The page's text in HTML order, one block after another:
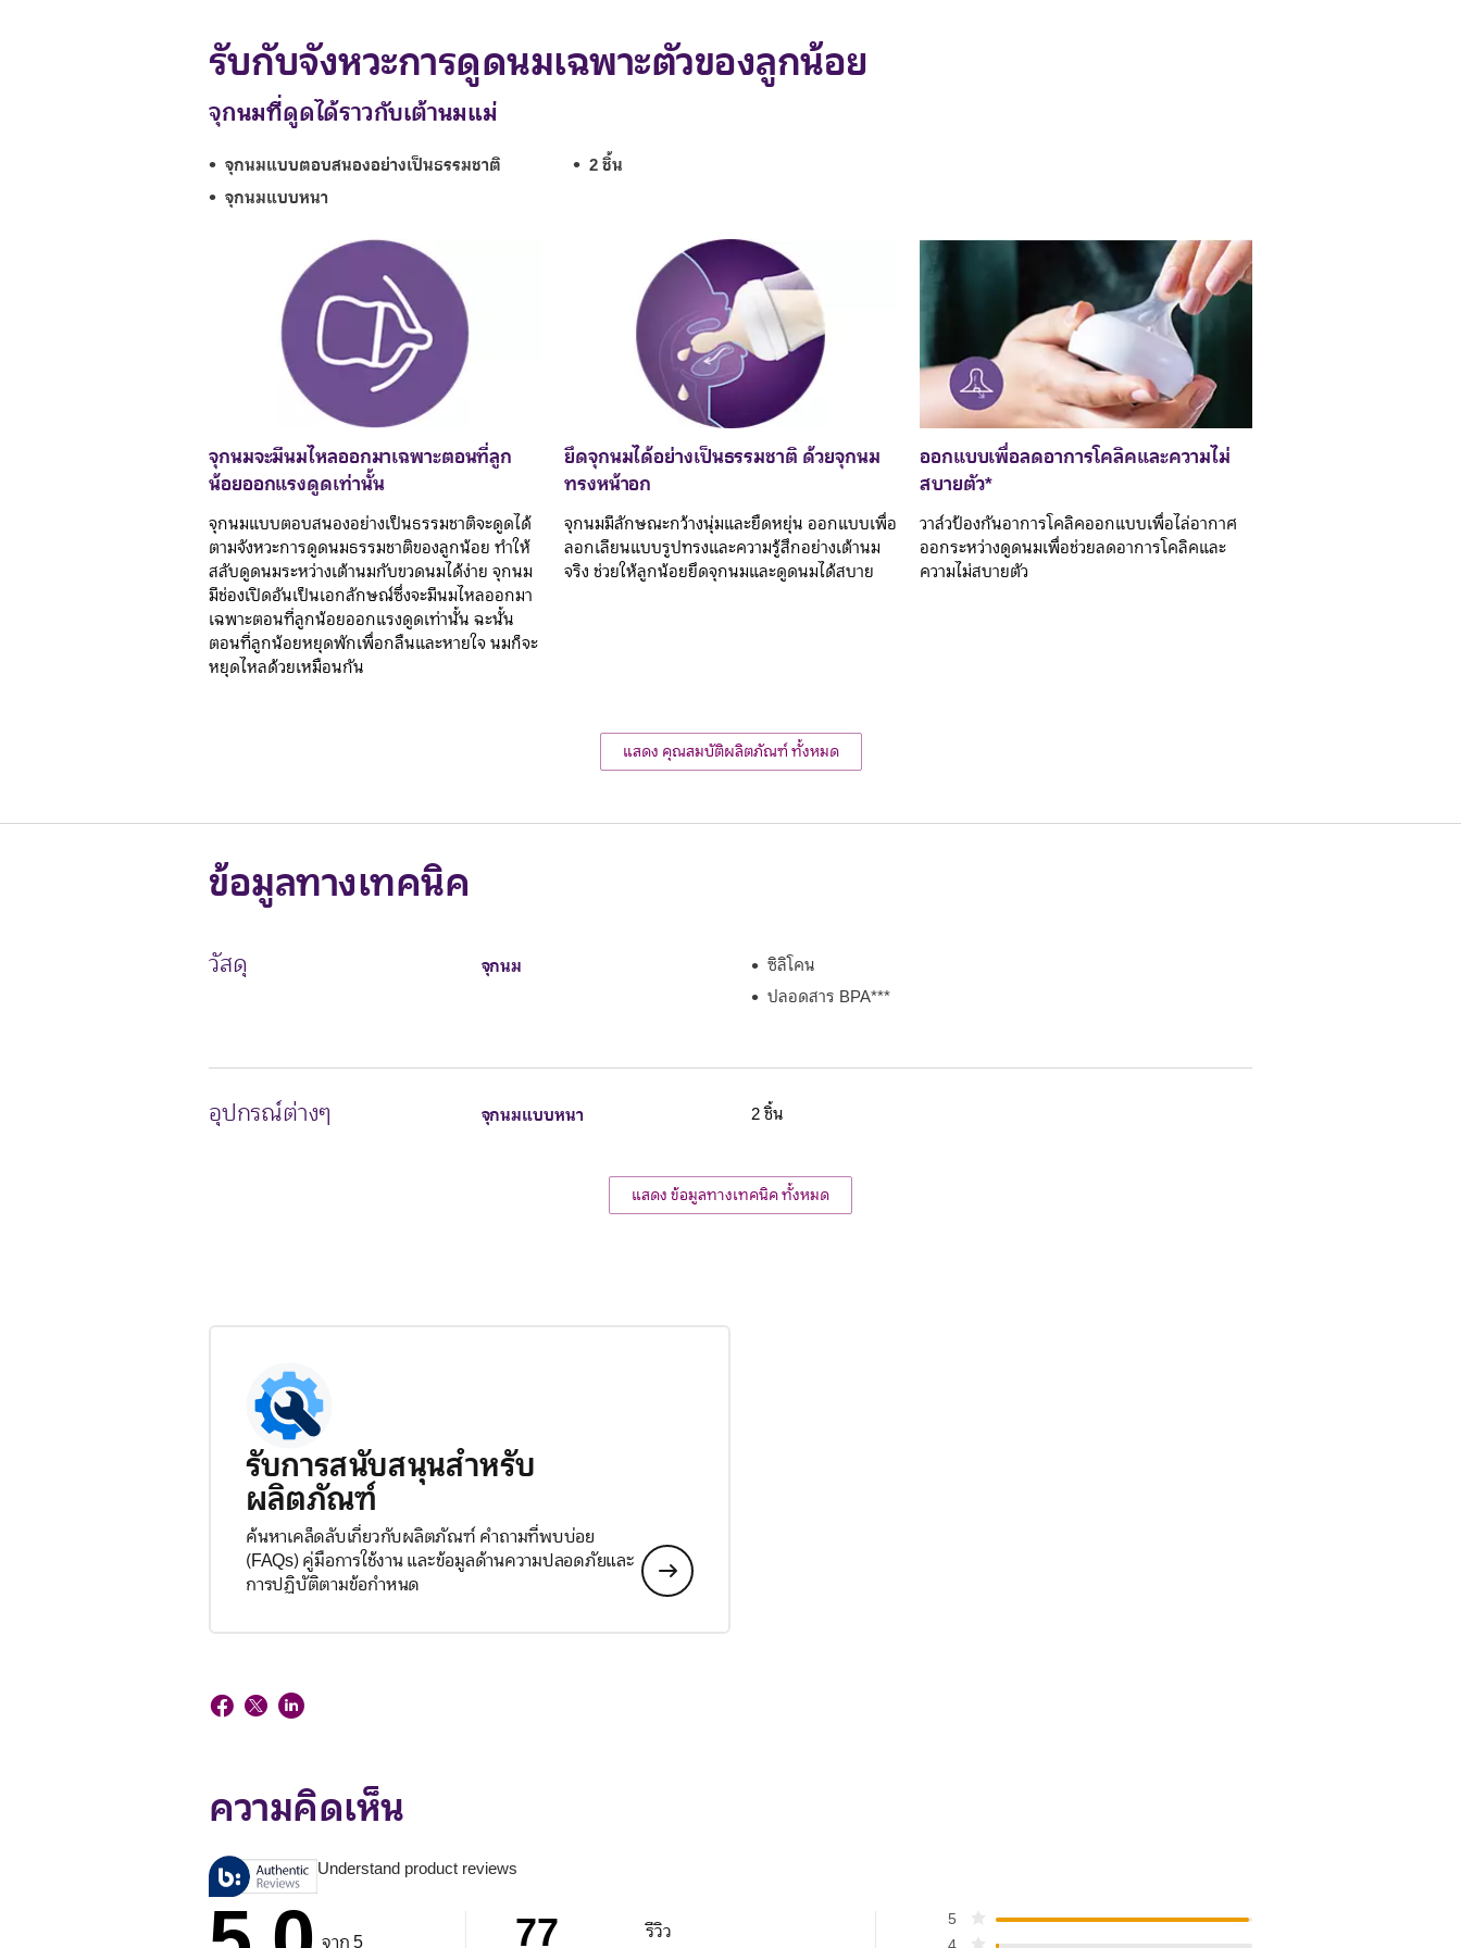
รับกับจังหวะการดูดนมเฉพาะตัวของลูกน้อย
จุกนมที่ดูดได้ราวกับเต้านมแม่
จุกนมแบบตอบสนองอย่างเป็นธรรมชาติ
2 ชิ้น
จุกนมแบบหนา
จุกนมจะมีนมไหลออกมาเฉพาะตอนที่ลูก
น้อยออกแรงดูดเท่านั้น
จุกนมแบบตอบสนองอย่างเป็นธรรมชาติจะดูดได้
ตามจังหวะการดูดนมธรรมชาติของลูกน้อย ทำให้
สลับดูดนมระหว่างเต้านมกับขวดนมได้ง่าย จุกนม
มีช่องเปิดอันเป็นเอกลักษณ์ซึ่งจะมีนมไหลออกมา
เฉพาะตอนที่ลูกน้อยออกแรงดูดเท่านั้น ฉะนั้น
ตอนที่ลูกน้อยหยุดพักเพื่อกลืนและหายใจ นมก็จะ
หยุดไหลด้วยเหมือนกัน
ยึดจุกนมได้อย่างเป็นธรรมชาติ ด้วยจุกนม
ทรงหน้าอก
จุกนมมีลักษณะกว้างนุ่มและยืดหยุ่น ออกแบบเพื่อ
ลอกเลียนแบบรูปทรงและความรู้สึกอย่างเต้านม
จริง ช่วยให้ลูกน้อยยึดจุกนมและดูดนมได้สบาย
ออกแบบเพื่อลดอาการโคลิคและความไม่
สบายตัว*
วาล์วป้องกันอาการโคลิคออกแบบเพื่อไล่อากาศ
ออกระหว่างดูดนมเพื่อช่วยลดอาการโคลิคและ
ความไม่สบายตัว
แสดง คุณสมบัติผลิตภัณฑ์ ทั้งหมด
ข้อมูลทางเทคนิค
วัสดุ จุกนม
ซิลิโคน
ปลอดสาร BPA***
อุปกรณ์ต่างๆ จุกนมแบบหนา 2 ชิ้น
แสดง ข้อมูลทางเทคนิค ทั้งหมด
รับการสนับสนุนสำหรับ
ผลิตภัณฑ์
ค้นหาเคล็ดลับเกี่ยวกับผลิตภัณฑ์ คำถามที่พบบ่อย
(FAQs) คู่มือการใช้งาน และข้อมูลด้านความปลอดภัยและ
การปฏิบัติตามข้อกำหนด
ความคิดเห็น
Understand product reviews
77 รีวิว
5